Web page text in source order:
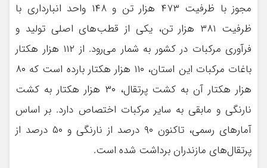
مجوز با ظرفیت ۴۷۳ هزار تن و ۱۴۸ واحد انبارداری با
ظرفیت ۳۸۱ هزار تن، یکی از قطب‌های اصلی تولید و
فرآوری مرکبات در کشور به شمار می‌رود. از ۱۱۲ هزار هکتار
باغات مرکبات این استان، ۱۱۰ هزار هکتار بارده است که ۸۰
هزار هکتار آن به کشت پرتقال، ۳۰ هزار هکتار به کشت
نارنگی و مابقی به سایر مرکبات اختصاص دارد. بر اساس
آمارهای رسمی، تاکنون ۹۰ درصد از نارنگی و ۵۰ درصد از
پرتقال‌های مازندران برداشت شده است.